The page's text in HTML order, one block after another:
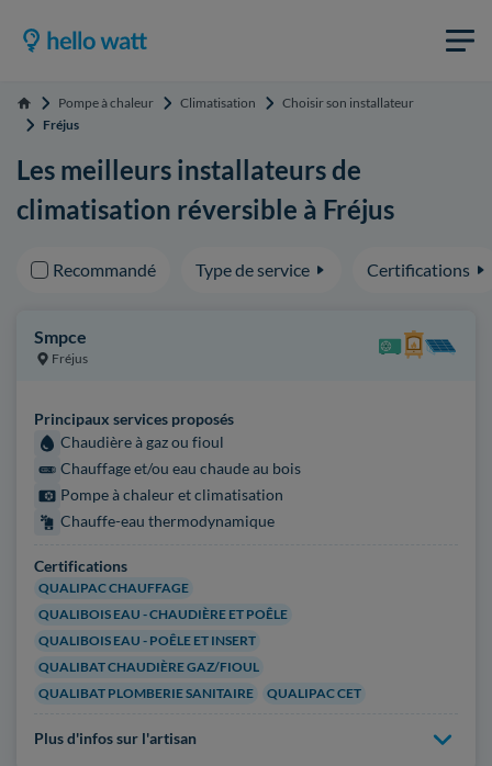
Accueil Pompe à chaleur Climatisation
Choisir son installateur
Fréjus
Les meilleurs installateurs de
climatisation réversible à Fréjus
Recommandé Type de service Certifications
Smpce
Fréjus
Principaux services proposés
Chaudière à gaz ou fioul
Chauffage et/ou eau chaude au bois
Pompe à chaleur et climatisation
Chauffe-eau thermodynamique
Certifications
QUALIPAC CHAUFFAGE
QUALIBOIS EAU - CHAUDIÈRE ET POÊLE
QUALIBOIS EAU - POÊLE ET INSERT
QUALIBAT CHAUDIÈRE GAZ/FIOUL
QUALIBAT PLOMBERIE SANITAIRE
QUALIPAC CET
Plus d'infos sur l'artisan